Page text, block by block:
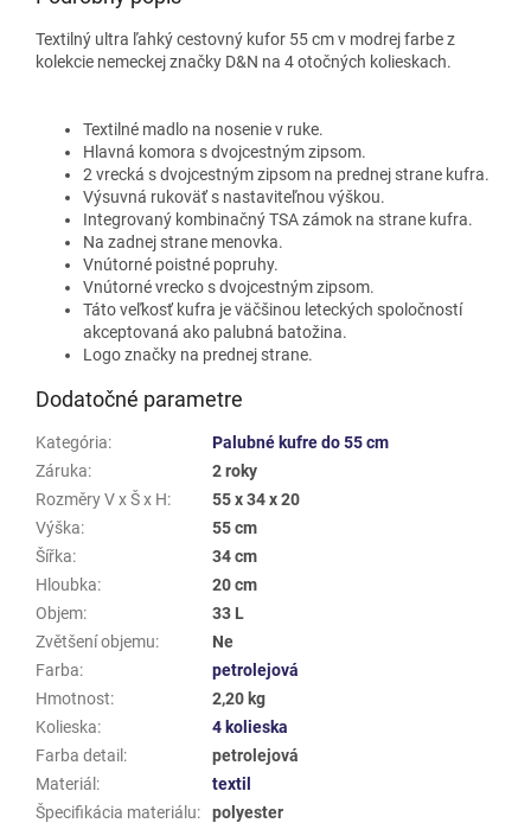
Textilný ultra ľahký cestovný kufor 55 cm v modrej farbe z
kolekcie nemeckej značky D&N na 4 otočných kolieskach.
Textilné madlo na nosenie v ruke.
Hlavná komora s dvojcestným zipsom.
2 vrecká s dvojcestným zipsom na prednej strane kufra.
Výsuvná rukoväť s nastaviteľnou výškou.
Integrovaný kombinačný TSA zámok na strane kufra.
Na zadnej strane menovka.
Vnútorné poistné popruhy.
Vnútorné vrecko s dvojcestným zipsom.
Táto veľkosť kufra je väčšinou leteckých spoločností
akceptovaná ako palubná batožina.
Logo značky na prednej strane.
Dodatočné parametre
Kategória:
Palubné kufre do 55 cm
Záruka:
2 roky
Rozměry V x Š x H:
55 x 34 x 20
Výška:
55 cm
Šířka:
34 cm
Hloubka:
20 cm
Objem:
33 L
Zvětšení objemu:
Ne
Farba:
petrolejová
Hmotnost:
2,20 kg
Kolieska:
4 kolieska
Farba detail :
petrolejová
Materiál :
textil
Špecifikácia materiálu:
polyester